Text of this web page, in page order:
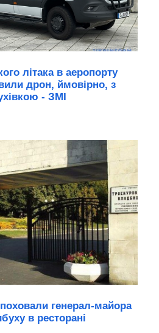
літака в аеропорту
дрон, ймовірно, з
- ЗМІ
генерал-майора
в ресторані